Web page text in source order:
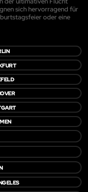
sich hervorragend für
oder eine